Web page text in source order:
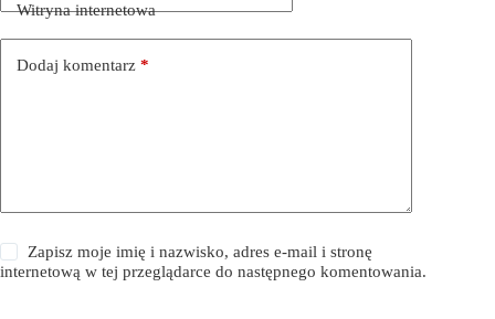
Witryna internetowa
Dodaj komentarz *
Zapisz moje imię i nazwisko, adres e-mail i stronę
internetową w tej przeglądarce do następnego komentowania.